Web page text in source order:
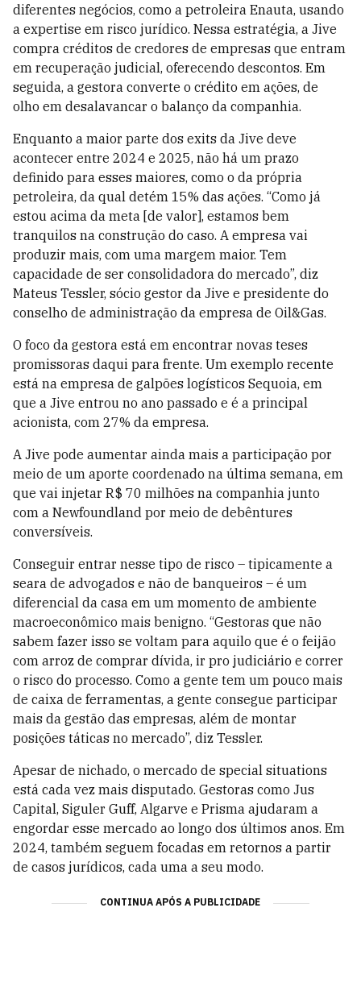
diferentes negócios, como a petroleira Enauta, usando
a expertise em risco jurídico. Nessa estratégia, a Jive
compra créditos de credores de empresas que entram
em recuperação judicial, oferecendo descontos. Em
seguida, a gestora converte o crédito em ações, de
olho em desalavancar o balanço da companhia.
Enquanto a maior parte dos exits da Jive deve
acontecer entre 2024 e 2025, não há um prazo
definido para esses maiores, como o da própria
petroleira, da qual detém 15% das ações. “Como já
estou acima da meta [de valor], estamos bem
tranquilos na construção do caso. A empresa vai
produzir mais, com uma margem maior. Tem
capacidade de ser consolidadora do mercado”, diz
Mateus Tessler, sócio gestor da Jive e presidente do
conselho de administração da empresa de Oil&Gas.
O foco da gestora está em encontrar novas teses
promissoras daqui para frente. Um exemplo recente
está na empresa de galpões logísticos Sequoia, em
que a Jive entrou no ano passado e é a principal
acionista, com 27% da empresa.
A Jive pode aumentar ainda mais a participação por
meio de um aporte coordenado na última semana, em
que vai injetar R$ 70 milhões na companhia junto
com a Newfoundland por meio de debêntures
conversíveis.
Conseguir entrar nesse tipo de risco – tipicamente a
seara de advogados e não de banqueiros – é um
diferencial da casa em um momento de ambiente
macroeconômico mais benigno. “Gestoras que não
sabem fazer isso se voltam para aquilo que é o feijão
com arroz de comprar dívida, ir pro judiciário e correr
o risco do processo. Como a gente tem um pouco mais
de caixa de ferramentas, a gente consegue participar
mais da gestão das empresas, além de montar
posições táticas no mercado”, diz Tessler.
Apesar de nichado, o mercado de special situations
está cada vez mais disputado. Gestoras como Jus
Capital, Siguler Guff, Algarve e Prisma ajudaram a
engordar esse mercado ao longo dos últimos anos. Em
2024, também seguem focadas em retornos a partir
de casos jurídicos, cada uma a seu modo.
CONTINUA APÓS A PUBLICIDADE